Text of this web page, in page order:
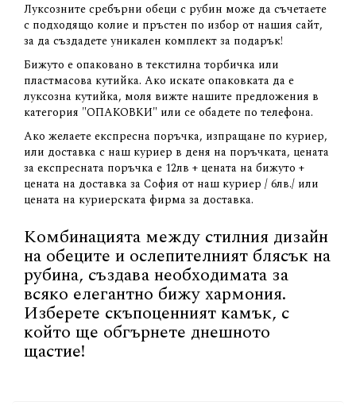
Луксозните сребърни обеци с рубин може да съчетаете
с подходящо колие и пръстен по избор от нашия сайт,
за да създадете уникален комплект за подарък!
Бижуто е опаковано в текстилна торбичка или
пластмасова кутийка. Ако искате опаковката да е
луксозна кутийка, моля вижте нашите предложения в
категория "ОПАКОВКИ" или се обадете по телефона.
Ако желаете експресна поръчка, изпращане по куриер,
или доставка с наш куриер в деня на поръчката, цената
за експресната поръчка е 12лв + цената на бижуто +
цената на доставка за София от наш куриер / 6лв./ или
цената на куриерската фирма за доставка.
Комбинацията между стилния дизайн
на обеците и ослепителният блясък на
рубина, създава необходимата за
всяко елегантно бижу хармония.
Изберете скъпоценният камък, с
който ще обгърнете днешното
щастие!